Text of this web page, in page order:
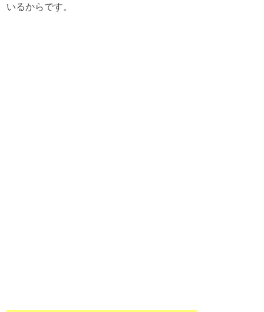
いるからです。